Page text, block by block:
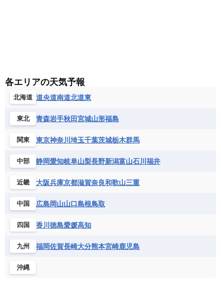
各エリアの天気予報
北海道 道央道南道北道東
東北 青森岩手秋田宮城山形福島
関東 東京神奈川 埼玉千葉茨城栃木群馬
中部 静岡愛知岐阜山梨長野新潟富山石川 福井
近畿 大阪兵庫京都滋賀奈良和歌山三重
中国 広島岡山山口島根鳥取
四国 香川 徳島愛媛高知
九州 福岡佐賀長崎大分熊本宮崎鹿児島
沖縄